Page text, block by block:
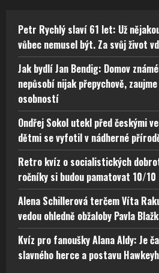
Petr Rychlý slaví 61 let: Už
vůbec nemusel být. Za svůj život
Jak bydlí Jan Bendig: Domov
nepůsobí nijak přepychově,
osobností
Ondřej Sokol utekl před českými
dětmi se vyfotil v nádherné
Retro kvíz o socialistických
ročníky si budou pamatovat 10/10
Alena Schillerová terčem Víta
vedou ohledně obžaloby Pavla
Kvíz pro fanoušky Alana Aldy: Je
slavného herce a postavu